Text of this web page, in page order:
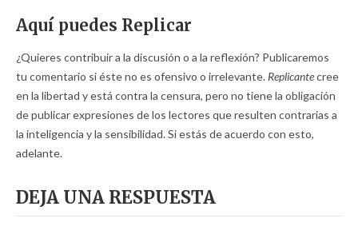
Aquí puedes Replicar
¿Quieres contribuir a la discusión o a la reflexión? Publicaremos
tu comentario si éste no es ofensivo o irrelevante. Replicantecree
en la libertad y está contra la censura, pero no tiene la obligación
de publicar expresiones de los lectores que resulten contrarias a
la inteligencia y la sensibilidad. Si estás de acuerdo con esto,
adelante.
DEJA UNA RESPUESTA